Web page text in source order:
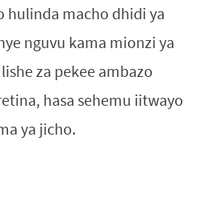
hulinda macho dhidi ya
nguvu kama mionzi ya
za pekee ambazo
hasa sehemu iitwayo
ya jicho.